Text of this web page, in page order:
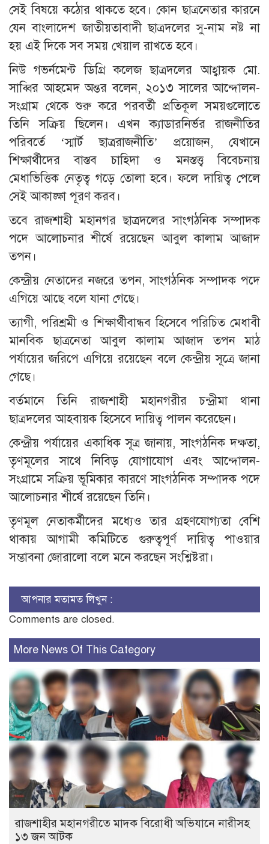
সেই বিষয়ে কঠোর থাকতে হবে। কোন ছাত্রনেতার কারনে
যেন বাংলাদেশ জাতীয়তাবাদী ছাত্রদলের সু-নাম নষ্ট না
হয় এই দিকে সব সময় খেয়াল রাখতে হবে।
নিউ গভর্নমেন্ট ডিগ্রি কলেজ ছাত্রদলের আহ্বায়ক মো.
সাব্বির আহমেদ অন্তর বলেন, ২০১৩ সালের আন্দোলন-
সংগ্রাম থেকে শুরু করে পরবর্তী প্রতিকূল সময়গুলোতে
তিনি সক্রিয় ছিলেন। এখন ক্যাডারনির্ভর রাজনীতির
পরিবর্তে ‘স্মার্ট ছাত্ররাজনীতি’ প্রয়োজন, যেখানে
শিক্ষার্থীদের বাস্তব চাহিদা ও মনস্তত্ত্ব বিবেচনায়
মেধাভিত্তিক নেতৃত্ব গড়ে তোলা হবে। ফলে দায়িত্ব পেলে
সেই আকাঙ্ক্ষা পূরণ করব।
তবে রাজশাহী মহানগর ছাত্রদলের সাংগঠনিক সম্পাদক
পদে আলোচনার শীর্ষে রয়েছেন আবুল কালাম আজাদ
তপন।
কেন্দ্রীয় নেতাদের নজরে তপন, সাংগঠনিক সম্পাদক পদে
এগিয়ে আছে বলে যানা গেছে।
ত্যাগী, পরিশ্রমী ও শিক্ষার্থীবান্ধব হিসেবে পরিচিত মেধাবী
মানবিক ছাত্রনেতা আবুল কালাম আজাদ তপন মাঠ
পর্যায়ের জরিপে এগিয়ে রয়েছেন বলে কেন্দ্রীয় সূত্রে জানা
গেছে।
বর্তমানে তিনি রাজশাহী মহানগরীর চন্দ্রীমা থানা
ছাত্রদলের আহবায়ক হিসেবে দায়িত্ব পালন করেছেন।
কেন্দ্রীয় পর্যায়ের একাধিক সূত্র জানায়, সাংগঠনিক দক্ষতা,
তৃণমূলের সাথে নিবিড় যোগাযোগ এবং আন্দোলন-
সংগ্রামে সক্রিয় ভূমিকার কারণে সাংগঠনিক সম্পাদক পদে
আলোচনার শীর্ষে রয়েছেন তিনি।
তৃণমূল নেতাকর্মীদের মধ্যেও তার গ্রহণযোগ্যতা বেশি
থাকায় আগামী কমিটিতে গুরুত্বপূর্ণ দায়িত্ব পাওয়ার
সম্ভাবনা জোরালো বলে মনে করছেন সংশ্লিষ্টরা।
আপনার মতামত লিখুন :
Comments are closed.
More News Of This Category
রাজশাহীর মহানগরীতে মাদক বিরোধী অভিযানে নারীসহ
১৩ জন আটক